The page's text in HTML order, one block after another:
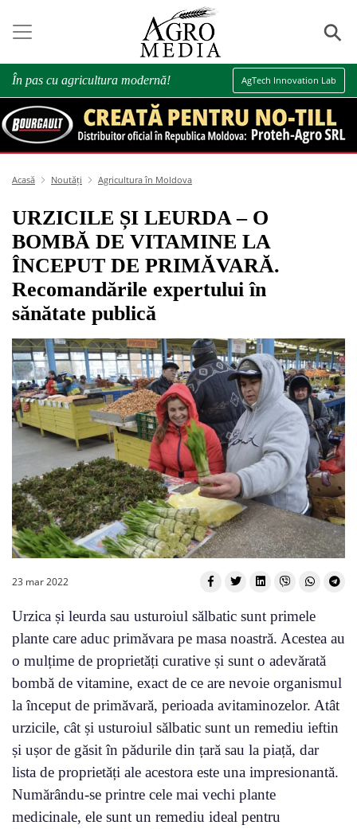
⚲
În pas cu agricultura modernă! AgTech Innovation Lab
Acasă Noutăți Agricultura în Moldova
URZICILE ȘI LEURDA – O
BOMBĂ DE VITAMINE LA
ÎNCEPUT DE PRIMĂVARĂ.
Recomandările expertului în
sănătate publică
23 mar 2022
Urzica și leurda sau usturoiul sălbatic sunt primele
plante care aduc primăvara pe masa noastră. Acestea au
o mulțime de proprietăți curative și sunt o adevărată
bombă de vitamine, exact de ce are nevoie organismul
la început de primăvară, perioada avitaminozelor. Atât
urzicile, cât și usturoiul sălbatic sunt un remediu ieftin
și ușor de găsit în pădurile din țară sau la piață, dar
lista de proprietăți ale acestora este una impresionantă.
Numărându-se printre cele mai vechi plante
medicinale, ele sunt un remediu ideal pentru